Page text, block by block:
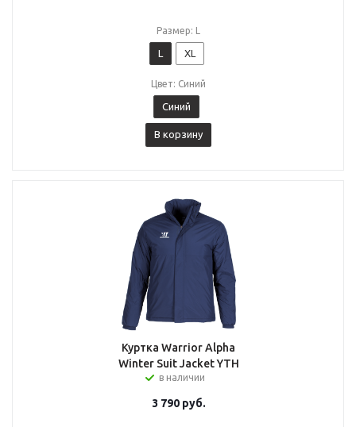
Размер: L
L XL
Цвет: Синий
Синий
В корзину
Куртка Warrior Alpha
Winter Suit Jacket YTH
в наличии
3 790руб.